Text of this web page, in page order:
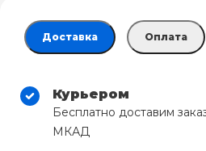
Доставка Оплата
Курьером
Бесплатно доставим
МКАД